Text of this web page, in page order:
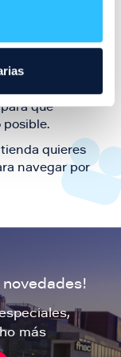
durante
de
de contacto y
que
posible.
quieres
navegar por
más